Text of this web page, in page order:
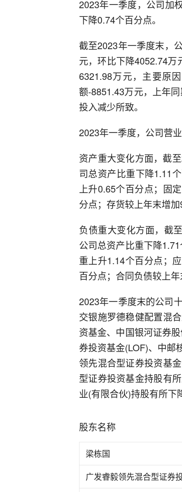
2023年一季度，公司加
下降0.74个百分点。
截至2023年一季度末，
元，环比下降4052.74
6321.98万元，主要原
额-8851.43万元，上年
投入减少所致。
2023年一季度，公司营
资产重大变化方面，截
司总资产比重下降1.11
上升0.65个百分点；固
分点；存货较上年末增
负债重大变化方面，截
公司总资产比重下降
重上升1.14个百分点；
百分点；合同负债较上
2023年一季度末的公司
交银施罗德稳健配置混
资基金、中国银河证券
券投资基金(LOF)、中邮
领先混合型证券投资基
型证券投资基金持股有
业(有限合伙)持股有所下
股东名称
梁栋国
广发睿毅领先混合型证券